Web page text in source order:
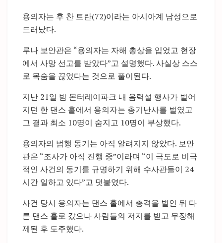
용의자는 후 찬 트란(72)이라는 아시아계 남성으로
드러났다.
루나 보안관은 “용의자는 자해 총상을 입었고 현장
에서 사망 선고를 받았다”고 설명했다. 사실상 스스
로 목숨을 끊었다는 것으로 풀이된다.
지난 21일 밤 몬터레이파크 내 음력설 행사가 벌어
지던 한 댄스 홀에서 용의자는 총기난사를 벌였고
그 결과 최소 10명이 숨지고 10명이 부상했다.
용의자의 범행 동기는 아직 알려지지 않았다. 보안
관은 “조사가 아직 진행 중”이라며 “이 극도로 비극
적인 사건의 동기를 규명하기 위해 수사관들이 24
시간 일하고 있다”고 덧붙였다.
사건 당시 용의자는 댄스 홀에서 총격을 벌인 뒤 다
른 댄스 홀로 갔으나 사람들의 저지를 받고 무장해
제된 후 도주했다.